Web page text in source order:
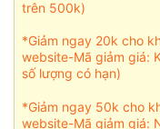
trên 500k)
*Giảm ngay 20k cho
website-Mã giảm giá:
số lượng có hạn)
*Giảm ngay 50k cho
website-Mã giảm giá: